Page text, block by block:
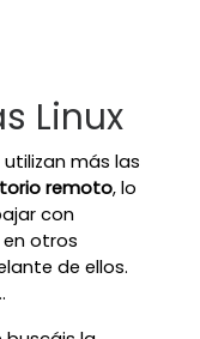
Linux
más las
remoto, lo
con
otros
de ellos.